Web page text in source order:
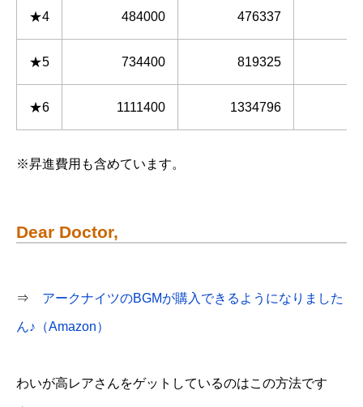
★4 484000 476337
★5 734400 819325
★6 1111400 1334796
※昇進費用も含めています。
Dear Doctor,
⇒ アークナイツのBGMが購入できるようになりました
ん♪（Amazon）
わいが高レアさんをゲットしているのはこの方法です